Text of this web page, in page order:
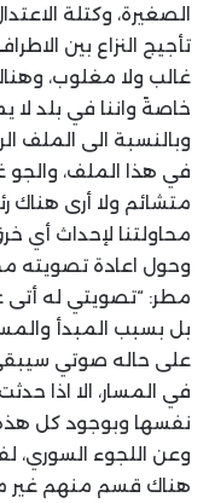
الصغيرة، وكتلة
تأجيج النزاع بين
غالب ولا مغلوب،
خاصةً واننا في بلد لا
وبالنسبة الى الملف
في هذا الملف، والجو
متشائم ولا أرى هناك
محاولتنا لإحداث أي
وحول اعادة تصويته
مطر: “تصويتي له
بل بسبب المبدأ
على حاله صوتي سيبقى
في المسار، الا اذا
نفسها وبوجود كل
وعن اللجوء السوري،
هناك قسم منهم غير